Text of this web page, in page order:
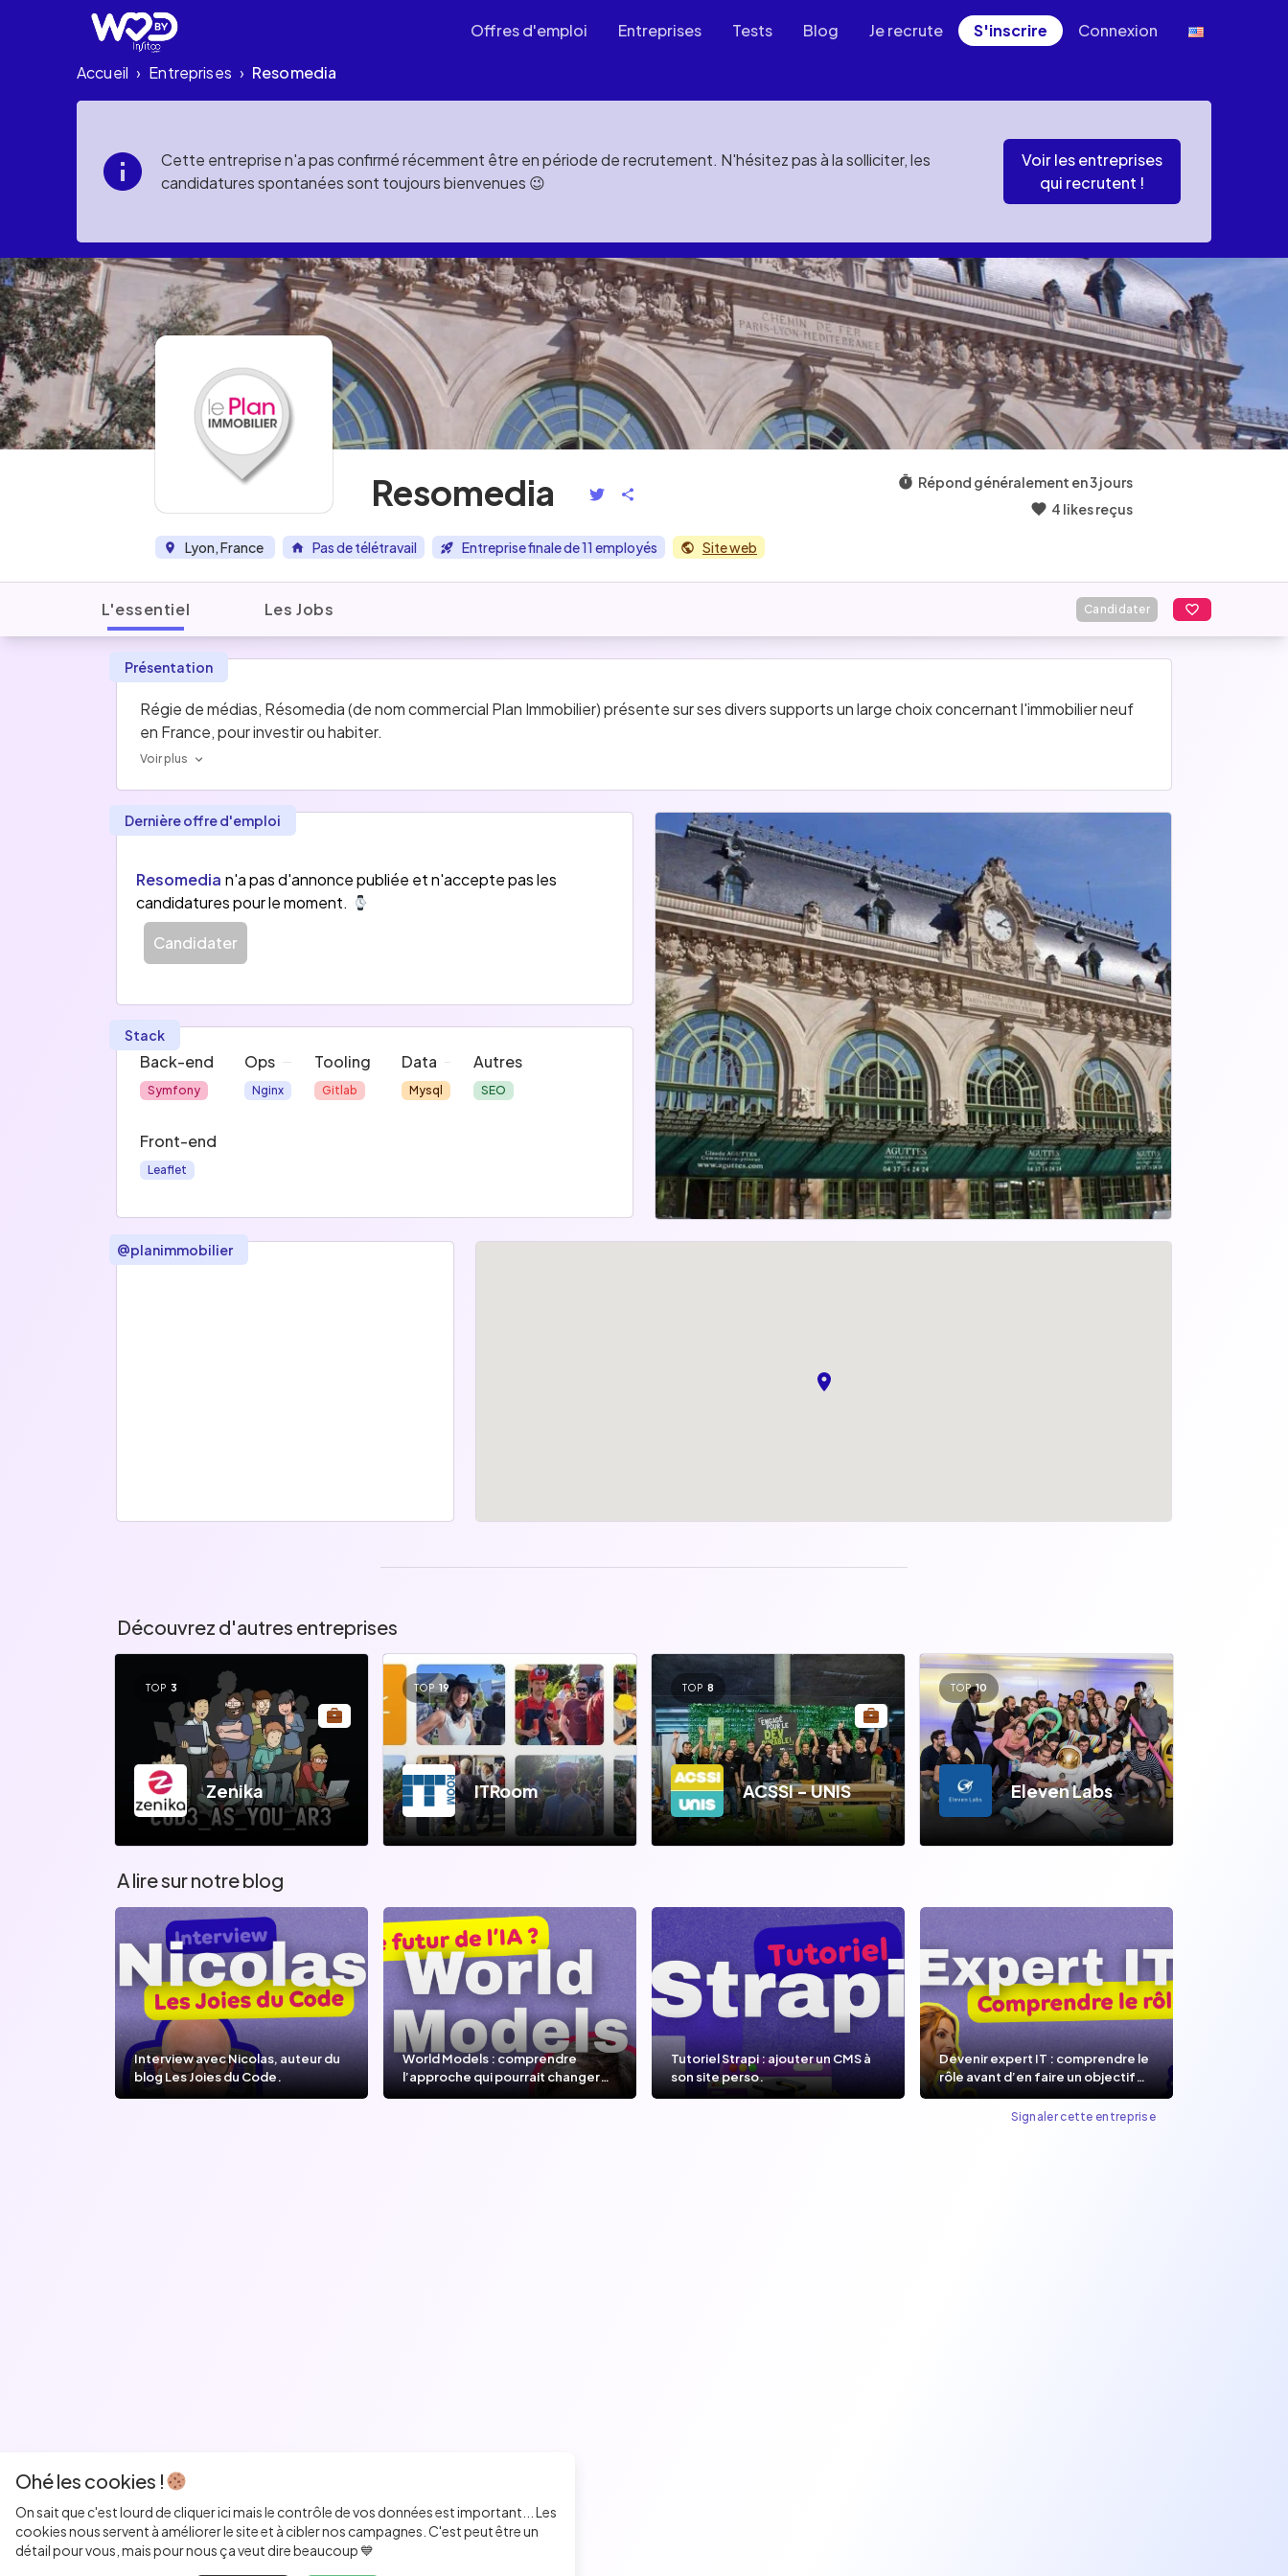
Offres d'emploi Entreprises Tests Blog Je recrute S'inscrire Connexion
Accueil › Entreprises › Resomedia
Cette entreprise n'a pas confirmé récemment être en période de recrutement. N'hésitez pas à la solliciter, les
candidatures spontanées sont toujours bienvenues 😉
Voir les entreprises
qui recrutent !
Resomedia
Lyon, France Pas de télétravail Entreprise finale de 11 employés Site web
Répond généralement en 3 jours
4 likes reçus
L'essentiel Les Jobs Candidater
Présentation
Régie de médias, Résomedia (de nom commercial Plan Immobilier) présente sur ses divers supports un large choix concernant l'immobilier neuf
en France, pour investir ou habiter.
Voir plus
Dernière offre d'emploi
Resomedia n'a pas d'annonce publiée et n'accepte pas les
candidatures pour le moment.
Candidater
Stack
Back-end
Symfony
Ops
Nginx
Tooling
Gitlab
Data
Mysql
Autres
SEO
Front-end
Leaflet
@planimmobilier
Découvrez d'autres entreprises
TOP 3
Zenika
TOP 19
ITRoom
TOP 8
ACSSI - UNIS
TOP 10
Eleven Labs
A lire sur notre blog
Interview avec Nicolas, auteur du
blog Les Joies du Code.
World Models : comprendre
l’approche qui pourrait changer
Tutoriel Strapi : ajouter un CMS à
son site perso.
Devenir expert IT : comprendre le
rôle avant d’en faire un objectif
de carrière.
Signaler cette entreprise
Ohé les cookies !
On sait que c'est lourd de cliquer ici mais le contrôle de vos données est important... Les
cookies nous servent à améliorer le site et à cibler nos campagnes. C'est peut être un
détail pour vous, mais pour nous ça veut dire beaucoup 💙